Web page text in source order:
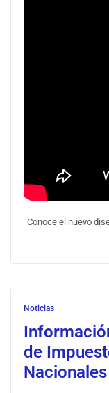
Conoce el nuevo
Noticias
de